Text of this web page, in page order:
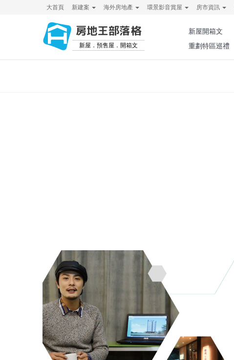
大首頁 新建案 海外房地產 環景影音賞屋 房市資訊
房地王部落格
新屋．預售屋．開箱文
新屋開箱文
重劃特區巡禮